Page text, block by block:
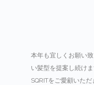
本年も宜しくお願い
い髪型を提案し続け
SQRITをご愛顧いた